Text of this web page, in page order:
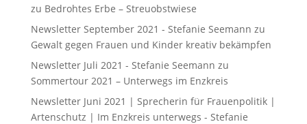
zu Bedrohtes Erbe – Streuobstwiese
Newsletter September 2021 - Stefanie Seemann zu
Gewalt gegen Frauen und Kinder kreativ bekämpfen
Newsletter Juli 2021 - Stefanie Seemann zu
Sommertour 2021 – Unterwegs im Enzkreis
Newsletter Juni 2021 | Sprecherin für Frauenpolitik |
Artenschutz | Im Enzkreis unterwegs - Stefanie